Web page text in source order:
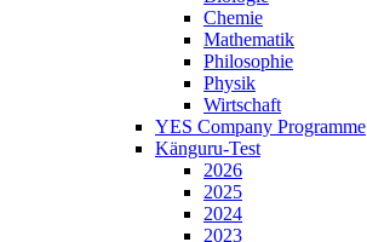
Chemie
Mathematik
Philosophie
Physik
Wirtschaft
YES Company Programme
Känguru-Test
2026
2025
2024
2023